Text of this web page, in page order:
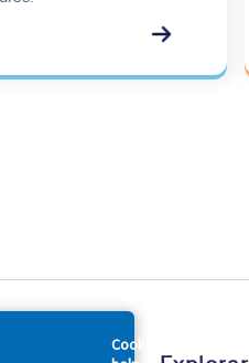
Cookies